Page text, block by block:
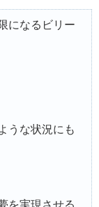
になるビリー
うな状況にも
を実現させる